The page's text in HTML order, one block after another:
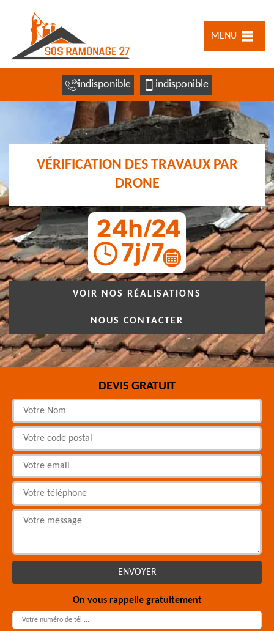
MENU
indisponible indisponible
VÉRIFICATION DES TRAVAUX PAR
DRONE
VOIR NOS RÉALISATIONS
NOUS CONTACTER
DEVIS GRATUIT
On vous rappelle gratuitement